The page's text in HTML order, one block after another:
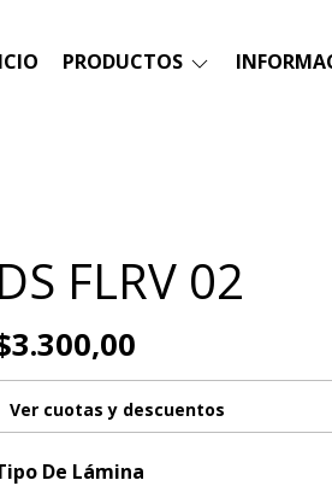
PRODUCTOS
DS FLRV 02
Ver cuotas y descuentos
De Lámina